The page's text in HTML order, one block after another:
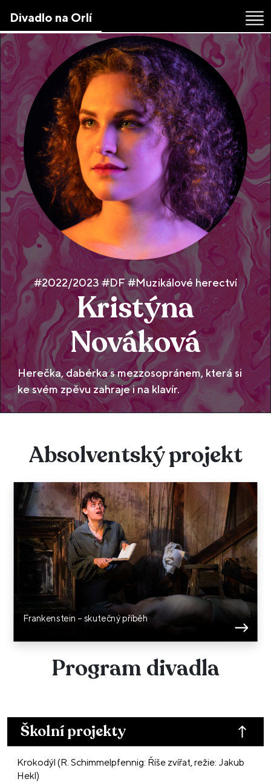
the
content
↷
Divadlo na Orlí
#2022/2023 #DF #Muzikálové herectví
Kristýna
Nováková
Herečka, dabérka s mezzosopránem, která si
ke svém zpěvu zahraje i na klavír.
Školní projekty
Krokodýl (R. Schimmelpfennig: Říše zvířat, režie: Jakub
Hekl)
Absolventský projekt
Frankenstein – skutečný příběh
Program divadla